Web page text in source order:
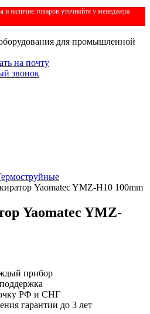
наличие товаров уточняйте у менеджера
для промышленной
на почту
звонок
Yaomatec YMZ-H10 100mm
Yaomatec YMZ-
прибор
РФ и СНГ
гарантии до 3 лет